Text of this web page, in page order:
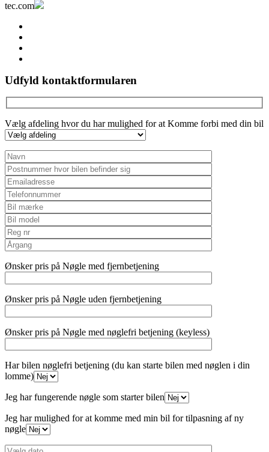
tec.com
Udfyld kontaktformularen
Vælg afdeling hvor du har mulighed for at Komme forbi med din bil
Ønsker pris på Nøgle med fjernbetjening
Ønsker pris på Nøgle uden fjernbetjening
Ønsker pris på Nøgle med nøglefri betjening (keyless)
Har bilen nøglefri betjening (du kan starte bilen med nøglen i din
lomme)
Jeg har fungerende nøgle som starter bilen
Jeg har mulighed for at komme med min bil for tilpasning af ny
nøgle